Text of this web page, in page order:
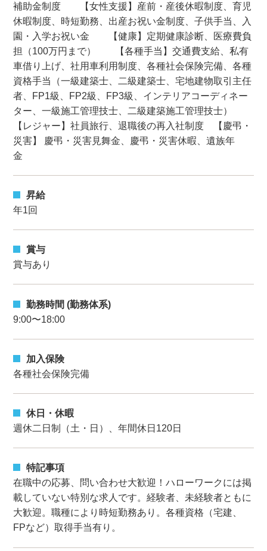
補助金制度 【女性支援】産前・産後休暇制度、育児
休暇制度、時短勤務、出産お祝い金制度、子供手当、入
園・入学お祝い金 【健康】定期健康診断、医療費負
担（100万円まで） 【各種手当】交通費支給、私有
車借り上げ、社用車利用制度、各種社会保険完備、各種
資格手当（一級建築士、二級建築士、宅地建物取引主任
者、FP1級、FP2級、FP3級、インテリアコーディネー
ター、一級施工管理技士、二級建築施工管理技士）
【レジャー】社員旅行、退職後の再入社制度 【慶弔・
災害】 慶弔・災害見舞金、慶弔・災害休暇、遺族年
金
昇給
年1回
賞与
賞与あり
勤務時間 (勤務体系)
9:00〜18:00
加入保険
各種社会保険完備
休日・休暇
週休二日制（土・日）、年間休日120日
特記事項
在職中の応募、問い合わせ大歓迎！ハローワークには掲
載していない特別な求人です。経験者、未経験者ともに
大歓迎。職種により時短勤務あり。各種資格（宅建、
FPなど）取得手当有り。